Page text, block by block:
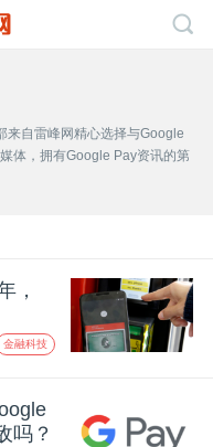
来自雷峰网精心选择与Google
体，拥有Google Pay资讯的第
，
金融科技
吗？